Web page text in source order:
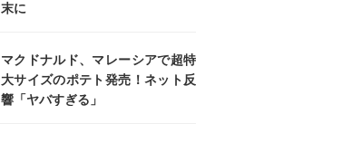
末に
マクドナルド、マレーシアで超特
大サイズのポテト発売！ネット反
響「ヤバすぎる」